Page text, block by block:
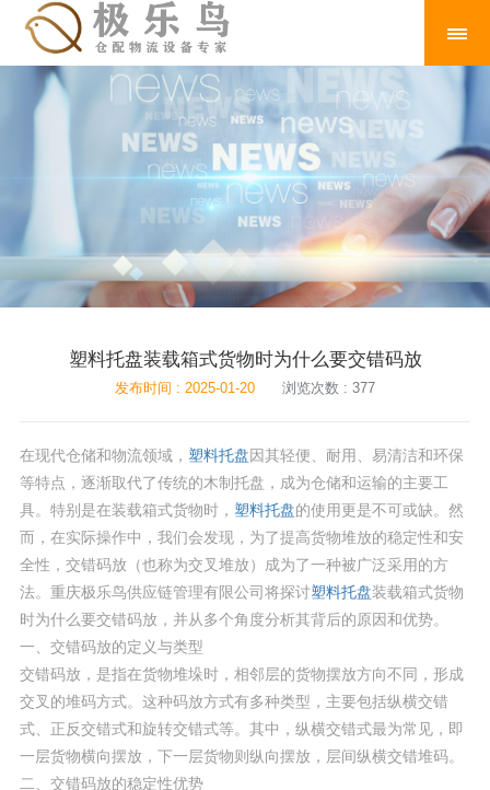
塑料托盘装载箱式货物时为什么要交错码放
发布时间 : 2025-01-20 浏览次数 : 377
在现代仓储和物流领域， 塑料托盘因其轻便、耐用、易清洁和环保
等特点，逐渐取代了传统的木制托盘，成为仓储和运输的主要工
具。特别是在装载箱式货物时， 塑料托盘的使用更是不可或缺。然
而，在实际操作中，我们会发现，为了提高货物堆放的稳定性和安
全性，交错码放（也称为交叉堆放）成为了一种被广泛采用的方
法。重庆极乐鸟供应链管理有限公司将探讨塑料托盘装载箱式货物
时为什么要交错码放，并从多个角度分析其背后的原因和优势。
一、交错码放的定义与类型
交错码放，是指在货物堆垛时，相邻层的货物摆放方向不同，形成
交叉的堆码方式。这种码放方式有多种类型，主要包括纵横交错
式、正反交错式和旋转交错式等。其中，纵横交错式最为常见，即
一层货物横向摆放，下一层货物则纵向摆放，层间纵横交错堆码。
二、交错码放的稳定性优势